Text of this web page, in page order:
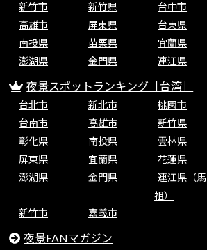
新竹市
新竹県 台中市
高雄市
屏東県 台東県
南投県
苗栗県 宜蘭県
澎湖県
金門県 連江県
夜景スポットランキング［台湾］
台北市 新北市 桃園市
台南市
高雄市 新竹県
彰化県
南投県 雲林県
屏東県
宜蘭県 花蓮県
澎湖県
金門県
連江県（馬
祖）
新竹市 嘉義市
夜景FANマガジン